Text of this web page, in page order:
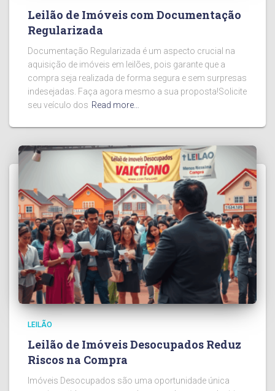
Leilão de Imóveis com Documentação
Regularizada
Documentação Regularizada é um aspecto crucial na
aquisição de imóveis em leilões, pois garante que a
compra seja realizada de forma segura e sem surpresas
indesejadas. Faça agora mesmo a sua proposta!Solicite
seu veículo dos Read more…
LEILÃO
Leilão de Imóveis Desocupados Reduz
Riscos na Compra
Imóveis Desocupados são uma oportunidade única